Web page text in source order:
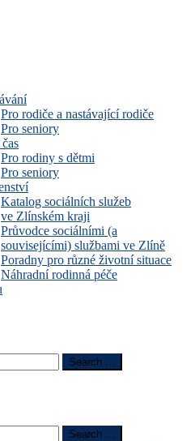
Pro rodiče a nastávající rodiče
Pro seniory
Pro rodiny s dětmi
Pro seniory
Katalog sociálních služeb
ve Zlínském kraji
Průvodce sociálními (a
souvisejícími) službami ve Zlíně
Poradny pro různé životní situace
Náhradní rodinná péče
Search …
Search …